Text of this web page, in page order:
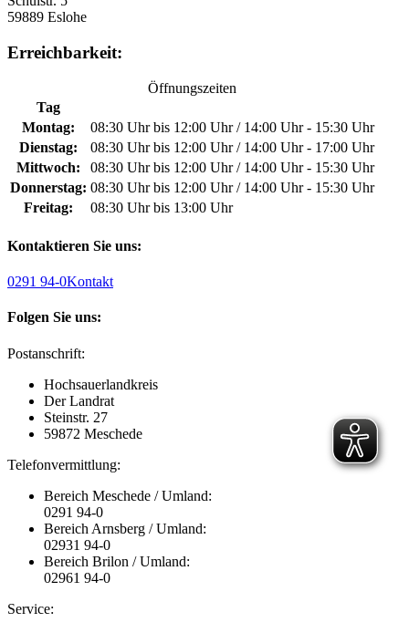
59889 Eslohe
Erreichbarkeit:
Öffnungszeiten
Tag
Montag:
08:30 Uhr bis 12:00 Uhr / 14:00 Uhr - 15:30 Uhr
Dienstag:
08:30 Uhr bis 12:00 Uhr / 14:00 Uhr - 17:00 Uhr
Mittwoch:
08:30 Uhr bis 12:00 Uhr / 14:00 Uhr - 15:30 Uhr
Donnerstag: 08:30 Uhr bis 12:00 Uhr / 14:00 Uhr - 15:30 Uhr
Freitag:
08:30 Uhr bis 13:00 Uhr
Kontaktieren Sie uns:
0291 94-0Kontakt
Folgen Sie uns:
Postanschrift:
Hochsauerlandkreis
Der Landrat
Steinstr. 27
59872 Meschede
Telefonvermittlung:
Bereich Meschede / Umland:
0291 94-0
Bereich Arnsberg / Umland:
02931 94-0
Bereich Brilon / Umland:
02961 94-0
Service: